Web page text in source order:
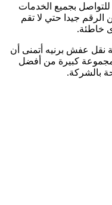
بجميع الخدمات
الرقم جيدا حتي لا تقم
خاطئة.
نقل عفش برنيه أتمنى أن
مجموعة كبيرة من أفضل
بالشركة.